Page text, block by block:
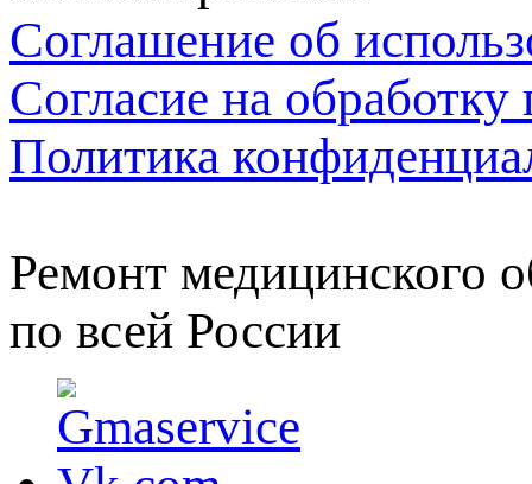
Соглашение об
Согласие на
Политика
Ремонт медицинского
по всей России